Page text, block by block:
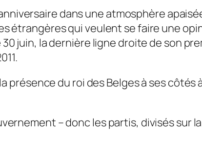
dans une atmosphère
étrangères qui veulent se faire une
juin, la dernière ligne droite de son
présence du roi des Belges à ses côtés
– donc les partis, divisés sur